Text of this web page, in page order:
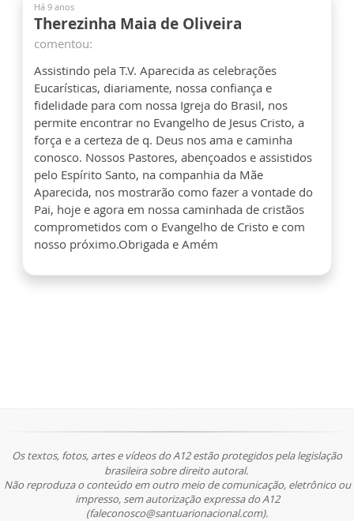
Há 9 anos
Therezinha Maia de Oliveira
comentou:
Assistindo pela T.V. Aparecida as celebrações
Eucarísticas, diariamente, nossa confiança e
fidelidade para com nossa Igreja do Brasil, nos
permite encontrar no Evangelho de Jesus Cristo, a
força e a certeza de q. Deus nos ama e caminha
conosco. Nossos Pastores, abençoados e assistidos
pelo Espírito Santo, na companhia da Mãe
Aparecida, nos mostrarão como fazer a vontade do
Pai, hoje e agora em nossa caminhada de cristãos
comprometidos com o Evangelho de Cristo e com
nosso próximo.Obrigada e Amém
Os textos, fotos, artes e vídeos do A12 estão protegidos pela legislação
brasileira sobre direito autoral.
Não reproduza o conteúdo em outro meio de comunicação, eletrônico ou
impresso, sem autorização expressa do A12
(faleconosco@santuarionacional.com).